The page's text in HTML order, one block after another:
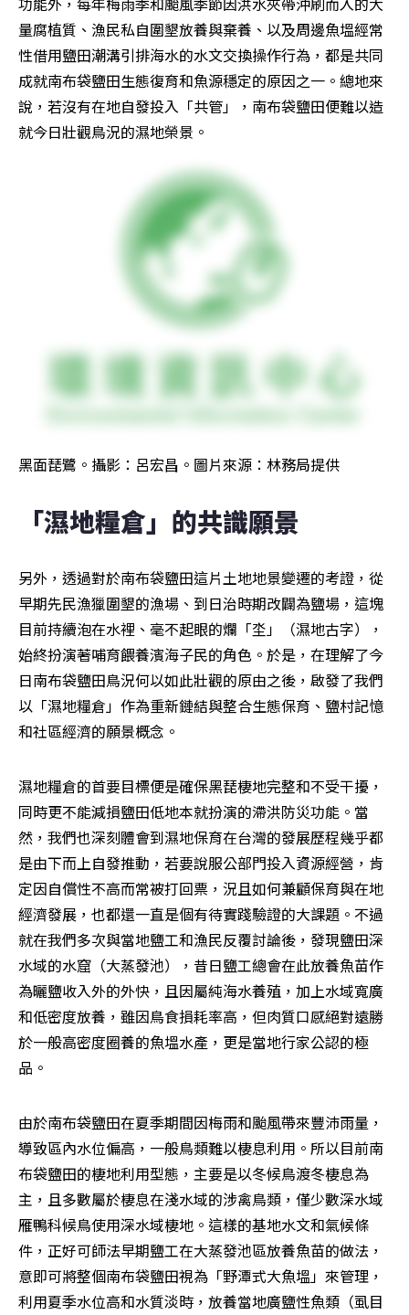
量腐植質、漁民私自圍墾放養與棄養、以及周邊魚塭經常
性借用鹽田潮溝引排海水的水文交換操作行為，都是共同
成就南布袋鹽田生態復育和魚源穩定的原因之一。總地來
說，若沒有在地自發投入「共管」，南布袋鹽田便難以造
就今日壯觀鳥況的濕地榮景。
黑面琵鷺。攝影：呂宏昌。圖片來源：林務局提供
「濕地糧倉」的共識願景
另外，透過對於南布袋鹽田這片土地地景變遷的考證，從
早期先民漁獵圍墾的漁場、到日治時期改闢為鹽場，這塊
目前持續泡在水裡、毫不起眼的爛「坔」（濕地古字），
始終扮演著哺育餵養濱海子民的角色。於是，在理解了今
日南布袋鹽田鳥況何以如此壯觀的原由之後，啟發了我們
以「濕地糧倉」作為重新鏈結與整合生態保育、鹽村記憶
和社區經濟的願景概念。
濕地糧倉的首要目標便是確保黑琵棲地完整和不受干擾，
同時更不能減損鹽田低地本就扮演的滯洪防災功能。當
然，我們也深刻體會到濕地保育在台灣的發展歷程幾乎都
是由下而上自發推動，若要說服公部門投入資源經營，肯
定因自償性不高而常被打回票，況且如何兼顧保育與在地
經濟發展，也都還一直是個有待實踐驗證的大課題。不過
就在我們多次與當地鹽工和漁民反覆討論後，發現鹽田深
水域的水窟（大蒸發池），昔日鹽工總會在此放養魚苗作
為曬鹽收入外的外快，且因屬純海水養殖，加上水域寬廣
和低密度放養，雖因鳥食損耗率高，但肉質口感絕對遠勝
於一般高密度圈養的魚塭水產，更是當地行家公認的極
品。
由於南布袋鹽田在夏季期間因梅雨和颱風帶來豐沛雨量，
導致區內水位偏高，一般鳥類難以棲息利用。所以目前南
布袋鹽田的棲地利用型態，主要是以冬候鳥渡冬棲息為
主，且多數屬於棲息在淺水域的涉禽鳥類，僅少數深水域
雁鴨科候鳥使用深水域棲地。這樣的基地水文和氣候條
件，正好可師法早期鹽工在大蒸發池區放養魚苗的做法，
意即可將整個南布袋鹽田視為「野潭式大魚塭」來管理，
利用夏季水位高和水質淡時，放養當地廣鹽性魚類（虱目